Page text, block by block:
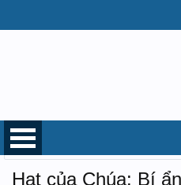
Diễn đàn
Hạt của Chúa: Bí